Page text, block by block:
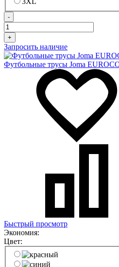
-
+
Запросить наличие
Футбольные трусы Joma
Быстрый просмотр
Экономия:
Цвет: